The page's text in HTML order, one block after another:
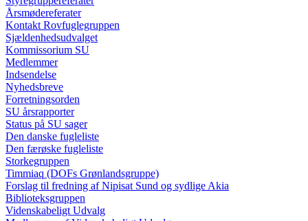
Årsmødereferater
Kontakt Rovfuglegruppen
Sjældenhedsudvalget
Kommissorium SU
Medlemmer
Indsendelse
Nyhedsbreve
Forretningsorden
SU årsrapporter
Status på SU sager
Den danske fugleliste
Den færøske fugleliste
Storkegruppen
Timmiaq (DOFs Grønlandsgruppe)
Forslag til fredning af Nipisat Sund og sydlige Akia
Biblioteksgruppen
Videnskabeligt Udvalg